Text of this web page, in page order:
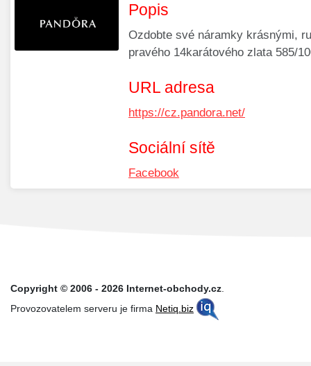
Popis
Ozdobte své náramky krásnými,
pravého 14karátového zlata 585/
URL adresa
https://cz.pandora.net/
Sociální sítě
Facebook
Copyright © 2006 - 2026 Internet-obchody.cz.
Provozovatelem serveru je firma Netiq.biz